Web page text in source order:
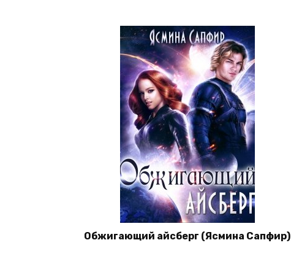
Обжигающий айсберг (Ясмина Сапфир)